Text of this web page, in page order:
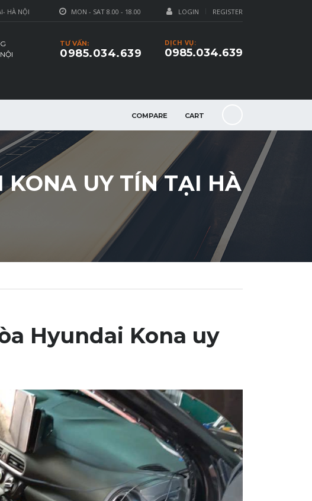
LOGIN REGISTER
MON - SAT 8.00 - 18.00
HÀ NỘI
DỊCH VỤ:
0985.034.639
TƯ VẤN:
0985.034.639
COMPARE CART
UY TÍN TẠI HÀ
Hyundai Kona uy